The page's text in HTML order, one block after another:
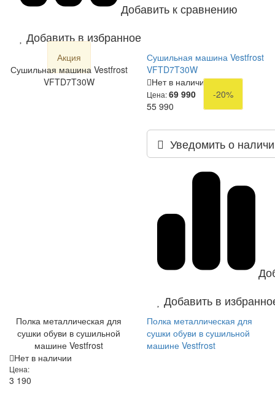
Добавить к сравнению
Добавить в избранное
Акция
Сушильная машина Vestfrost
VFTD7T30W
Сушильная машина Vestfrost
VFTD7T30W
Нет в наличии
Цена:69 990
-20%
55 990
Уведомить о
Добавить в
Полка металлическая для
сушки обуви в сушильной
машине Vestfrost
Полка металлическая для
сушки обуви в сушильной
машине Vestfrost
Нет в наличии
Цена:
3 190